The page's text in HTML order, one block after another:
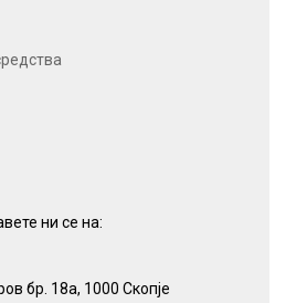
ни се на:
бр. 18а, 1000 Скопје